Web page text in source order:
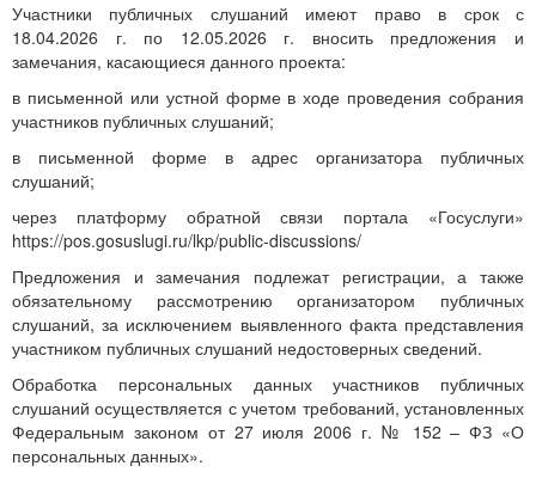
Участники публичных слушаний имеют право в срок с
18.04.2026 г. по 12.05.2026 г. вносить предложения и
замечания, касающиеся данного проекта:
в письменной или устной форме в ходе проведения собрания
участников публичных слушаний;
в письменной форме в адрес организатора публичных
слушаний;
через платформу обратной связи портала «Госуслуги»
https://pos.gosuslugi.ru/lkp/public-discussions/
Предложения и замечания подлежат регистрации, а также
обязательному рассмотрению организатором публичных
слушаний, за исключением выявленного факта представления
участником публичных слушаний недостоверных сведений.
Обработка персональных данных участников публичных
слушаний осуществляется с учетом требований, установленных
Федеральным законом от 27 июля 2006 г. № 152 – ФЗ «О
персональных данных».